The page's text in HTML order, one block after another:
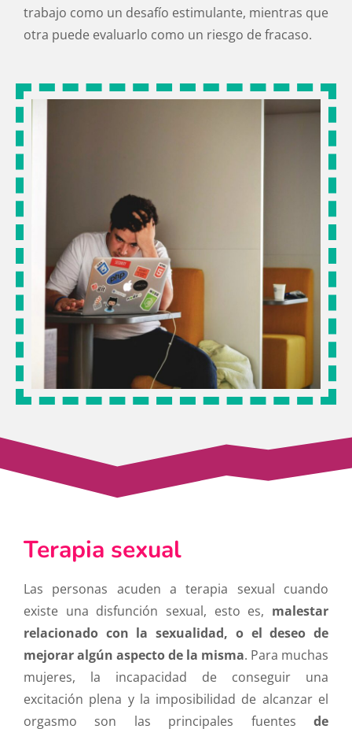
trabajo como un desafío estimulante, mientras que
otra puede evaluarlo como un riesgo de fracaso.
Terapia sexual
Las personas acuden a terapia sexual cuando
existe una disfunción sexual, esto es, malestar
relacionado con la sexualidad, o el deseo de
mejorar algún aspecto de la misma. Para muchas
mujeres, la incapacidad de conseguir una
excitación plena y la imposibilidad de alcanzar el
orgasmo son las principales fuentes de